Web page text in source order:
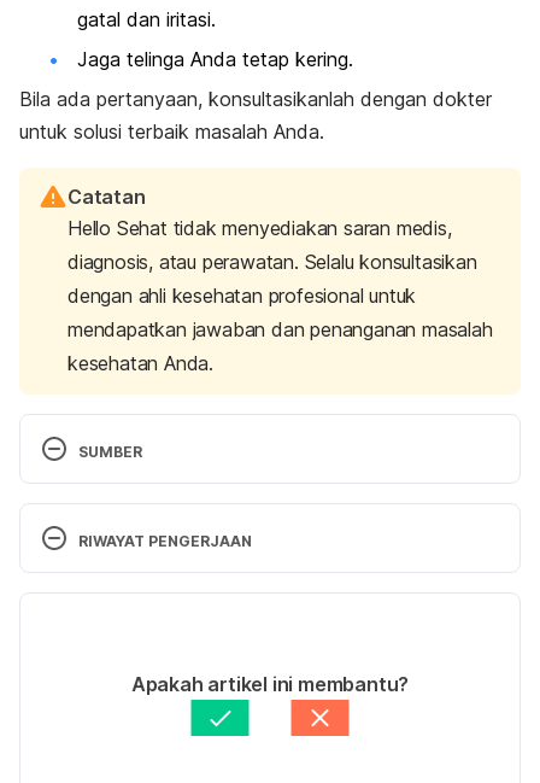
gatal dan iritasi.
Jaga telinga Anda tetap kering.
Bila ada pertanyaan, konsultasikanlah dengan dokter
untuk solusi terbaik masalah Anda.
Catatan
Hello Sehat tidak menyediakan saran medis,
diagnosis, atau perawatan. Selalu konsultasikan
dengan ahli kesehatan profesional untuk
mendapatkan jawaban dan penanganan masalah
kesehatan Anda.
SUMBER
Malignant Otitis Externa.
http://emedicine.medscape.com/article/845525-
overview Accessed April 18, 2017
Accessed April 18, 2017
RIWAYAT PENGERJAAN
Ditulis oleh Rena Widyawinata
Ditinjau secara medis oleh
dr. Yusra Firdaus
Diperbarui oleh: Fajarina Nurin
Apakah artikel ini membantu?